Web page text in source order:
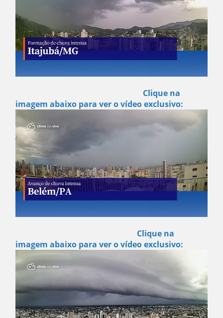
Clique na
imagem abaixo para ver o vídeo exclusivo:
Clique na
imagem abaixo para ver o vídeo exclusivo: